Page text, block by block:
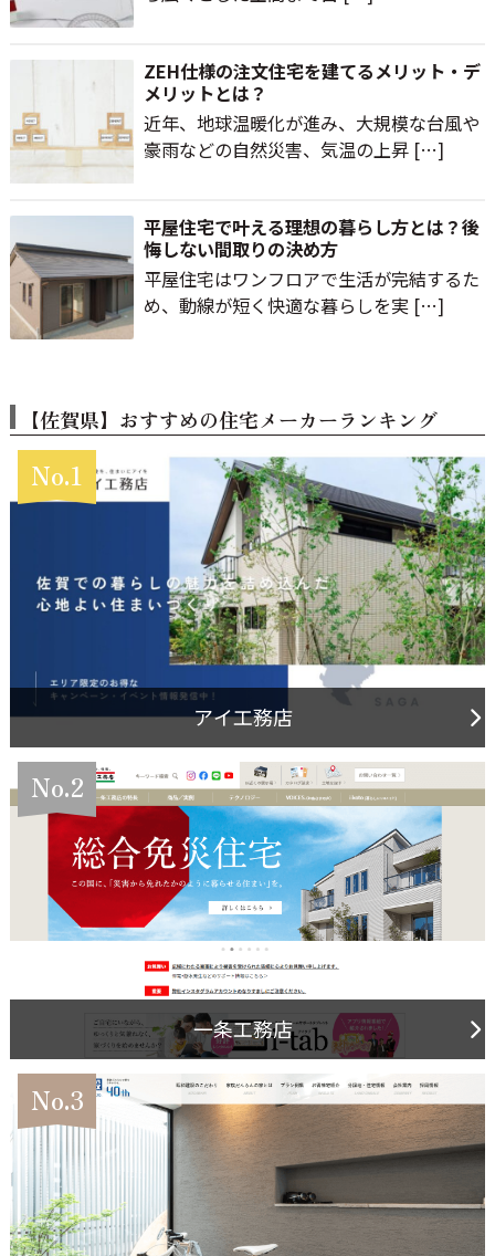
ZEH仕様の注文住宅を建てるメリット・デ
メリットとは？
近年、地球温暖化が進み、大規模な台風や
豪雨などの自然災害、気温の上昇 […]
平屋住宅で叶える理想の暮らし方とは？後
悔しない間取りの決め方
平屋住宅はワンフロアで生活が完結するた
め、動線が短く快適な暮らしを実 […]
【佐賀県】おすすめの住宅メーカーランキング
アイ工務店
No.1
一条工務店
No.2
No.3